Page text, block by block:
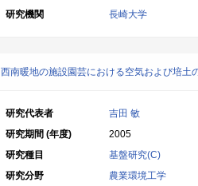
研究機関
長崎大学
西南暖地の施設園芸における空気および培土
研究代表者
吉田 敏
研究期間 (年度)
2005
研究種目
基盤研究(C)
研究分野
農業環境工学